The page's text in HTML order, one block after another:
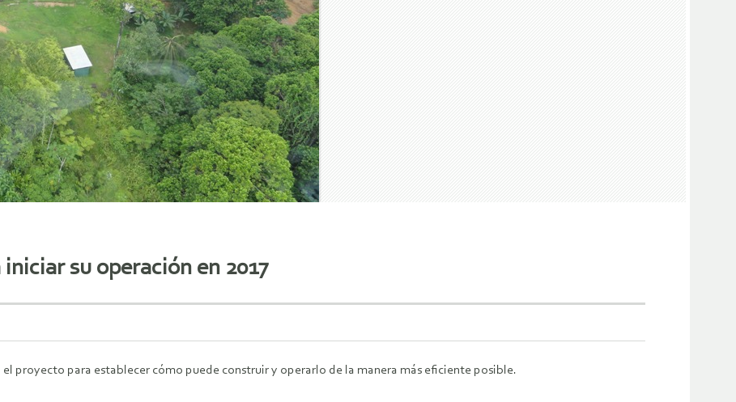
su operación en 2017
el proyecto para establecer cómo puede construir y operarlo de la manera más eficiente posible.